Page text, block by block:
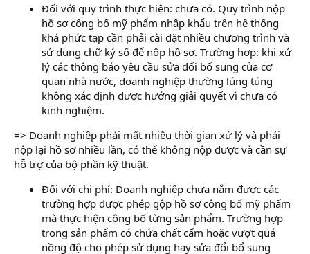
Đối với quy trình thực hiện: chưa có. Quy trình nộp
hồ sơ công bố mỹ phẩm nhập khẩu trên hệ thống
khá phức tạp cần phải cài đặt nhiều chương trình và
sử dụng chữ ký số để nộp hồ sơ. Trường hợp: khi xử
lý các thông báo yêu cầu sửa đổi bổ sung của cơ
quan nhà nước, doanh nghiệp thường lúng túng
không xác định được hướng giải quyết vì chưa có
kinh nghiệm.
=> Doanh nghiệp phải mất nhiều thời gian xử lý và phải
nộp lại hồ sơ nhiều lần, có thể không nộp được và cần sự
hỗ trợ của bộ phần kỹ thuật.
Đối với chi phí: Doanh nghiệp chưa nắm được các
trường hợp được phép gộp hồ sơ công bố mỹ phẩm
mà thực hiện công bố từng sản phẩm. Trường hợp
trong sản phẩm có chứa chất cấm hoặc vượt quá
nồng độ cho phép sử dụng hay sửa đổi bổ sung